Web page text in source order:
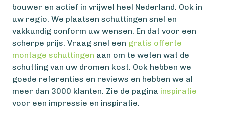
bouwer en actief in vrijwel heel Nederland. Ook in
uw regio. We plaatsen schuttingen snel en
vakkundig conform uw wensen. En dat voor een
scherpe prijs. Vraag snel een gratis offerte
montage schuttingen aan om te weten wat de
schutting van uw dromen kost. Ook hebben we
goede referenties en reviews en hebben we al
meer dan 3000 klanten. Zie de pagina inspiratie
voor een impressie en inspiratie.